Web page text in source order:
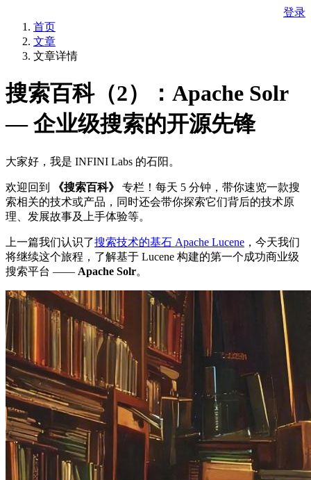
登录
首页
文章
文章详情
搜索百科（2）：Apache Solr
— 企业级搜索的开源先锋
大家好，我是 INFINI Labs 的石阳。
欢迎回到 《搜索百科》
专栏！每天 5 分钟，带你速览一款搜
索相关的技术或产品，同时还会带你探索它们背后的技术原
理、发展故事及上手体验等。
上一篇我们认识了搜索技术的基石 Apache Lucene ，今天我们
将继续这个旅程，了解基于 Lucene 构建的第一个成功商业级
搜索平台 —— Apache Solr。